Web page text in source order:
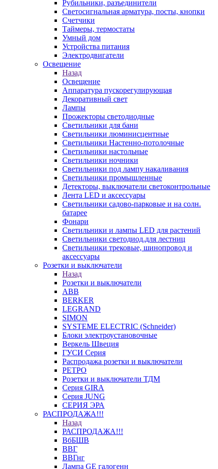
Рубильники, разъединители
Светосигнальная арматура, посты, кнопки
Счетчики
Таймеры, термостаты
Умный дом
Устройства питания
Электродвигатели
Освещение
Назад
Освещение
Аппаратура пускорегулирующая
Декоративный свет
Лампы
Прожекторы светодиодные
Светильники для бани
Светильники люминисцентные
Светильники Настенно-потолочные
Светильники настольные
Светильники ночники
Светильники под лампу накаливания
Светильники промышленные
Детекторы, выключатели светоконтрольные
Лента LED и аксессуары
Светильники садово-парковые и на солн.
батарее
Фонари
Светильники и лампы LED для растений
Светильники светодиод.для лестниц
Светильники трековые, шинопровод и
аксессуары
Розетки и выключатели
Назад
Розетки и выключатели
ABB
BERKER
LEGRAND
SIMON
SYSTEME ELECTRIC (Schneider)
Блоки электроустановочные
Веркель Швеция
ГУСИ Серия
Распродажа розетки и выключатели
РЕТРО
Розетки и выключатели ТДМ
Серия GIRA
Серия JUNG
СЕРИЯ ЭРА
РАСПРОДАЖА!!!
Назад
РАСПРОДАЖА!!!
ВбБШВ
ВВГ
ВВГнг
Лампа GE галогенн